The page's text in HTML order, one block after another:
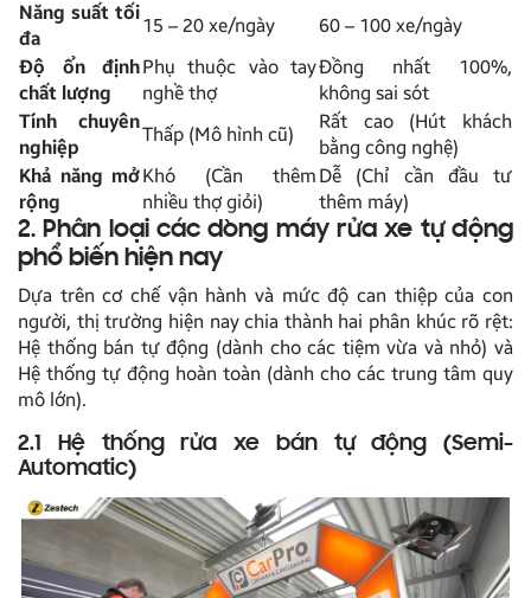
Năng suất tối
đa
15 – 20 xe/ngày
60 – 100 xe/ngày
Độ ổn định
chất lượng
Phụ thuộc vào tay
nghề thợ
Đồng nhất 100%,
không sai sót
Tính chuyên
nghiệp
Thấp (Mô hình cũ)
Rất cao (Hút khách
bằng công nghệ)
Khả năng mở
rộng
Khó (Cần thêm
nhiều thợ giỏi)
Dễ (Chỉ cần đầu tư
thêm máy)
2. Phân loại các dòng máy rửa xe tự động
phổ biến hiện nay
Dựa trên cơ chế vận hành và mức độ can thiệp của con
người, thị trường hiện nay chia thành hai phân khúc rõ rệt:
Hệ thống bán tự động (dành cho các tiệm vừa và nhỏ) và
Hệ thống tự động hoàn toàn (dành cho các trung tâm quy
mô lớn).
2.1 Hệ thống rửa xe bán tự động (Semi-
Automatic)